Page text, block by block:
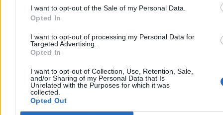
I want to opt-out of the Sale of my Personal Data.
Opted In
I want to opt-out of processing my Personal Data for
Targeted Advertising.
Opted In
I want to opt-out of Collection, Use, Retention, Sale,
and/or Sharing of my Personal Data that Is
Unrelated with the Purposes for which it was
collected.
Opted Out
– Boję się planować z dużym wyprzedzeniem, bo nie wiem, jak to